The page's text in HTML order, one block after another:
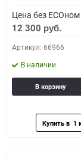
0 - обратная
Цена без
12 300 руб.
Артикул: 66966
В наличии
В корзину